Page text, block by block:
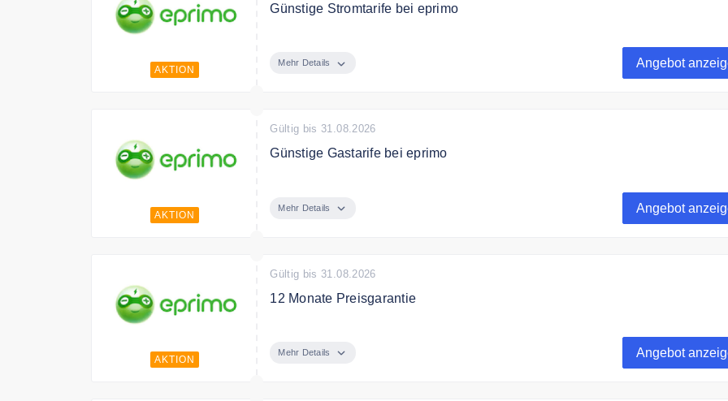
AKTION
Günstige Stromtarife bei eprimo
Mehr Details Angebot
AKTION
Gültig bis 31.08.2026
Günstige Gastarife bei eprimo
Mehr Details Angebot
AKTION
Gültig bis 31.08.2026
12 Monate Preisgarantie
Mehr Details Angebot